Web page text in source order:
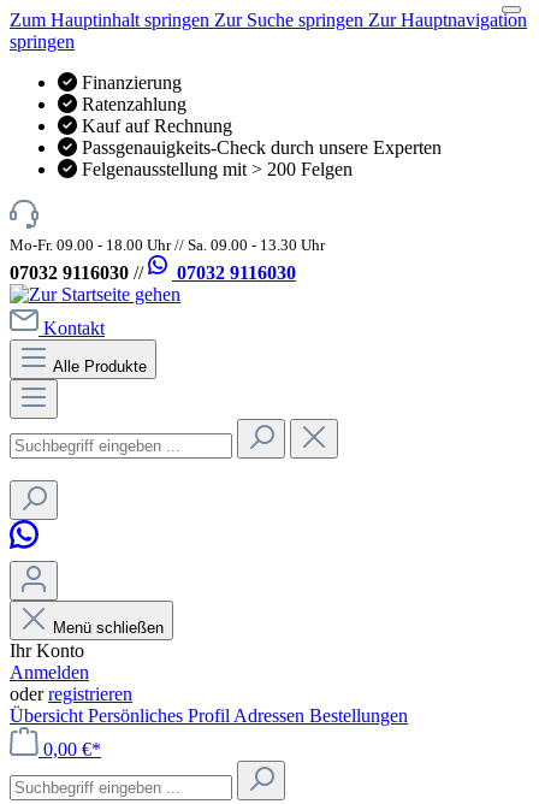
Zum Hauptinhalt springen Zur Suche springen Zur Hauptnavigation
springen
Finanzierung
Ratenzahlung
Kauf auf Rechnung
Passgenauigkeits-Check durch unsere Experten
Felgenausstellung mit > 200 Felgen
Mo-Fr. 09.00 - 18.00 Uhr // Sa. 09.00 - 13.30 Uhr
07032 9116030 // 07032 9116030
Kontakt
Alle Produkte
Menü schließen
Ihr Konto
Anmelden
oderregistrieren
Übersicht Persönliches Profil Adressen Bestellungen
0,00 €*